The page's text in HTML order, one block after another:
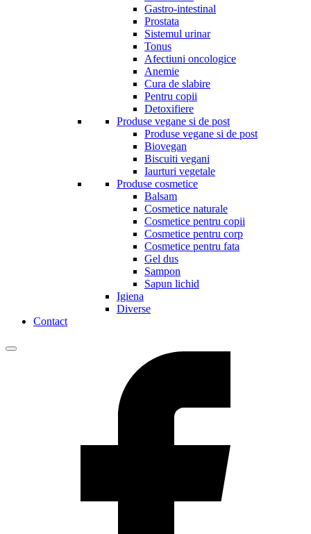
Gastro-intestinal
Prostata
Sistemul urinar
Tonus
Afectiuni oncologice
Anemie
Cura de slabire
Pentru copii
Detoxifiere
Produse vegane si de post
Produse vegane si de post
Biovegan
Biscuiti vegani
Iaurturi vegetale
Produse cosmetice
Balsam
Cosmetice naturale
Cosmetice pentru copii
Cosmetice pentru corp
Cosmetice pentru fata
Gel dus
Sampon
Sapun lichid
Igiena
Diverse
Contact